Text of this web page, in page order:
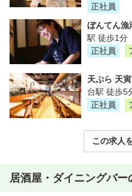
正社員
ぼんてん漁
駅 徒歩1分
正社員
天ぷら 天
台駅 徒歩5
正社員
この求人
居酒屋・ダイニングバー